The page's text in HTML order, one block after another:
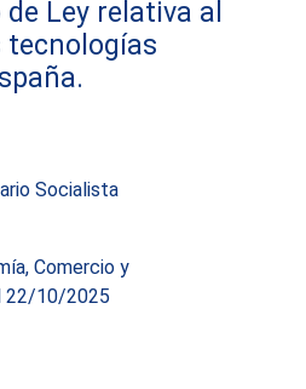
Ley relativa al
Socialista
Comercio y
22/10/2025